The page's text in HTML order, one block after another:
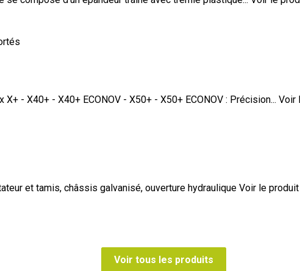
- X40+ - X40+ ECONOV - X50+ - X50+ ECONOV : Précision... Voir
et tamis, châssis galvanisé, ouverture hydraulique Voir le produit
Voir tous les produits